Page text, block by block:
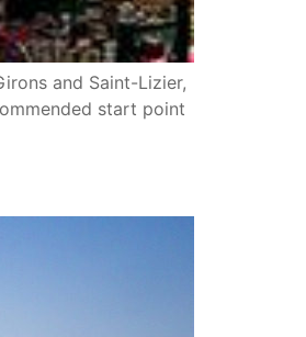
and Saint-Lizier,
start point